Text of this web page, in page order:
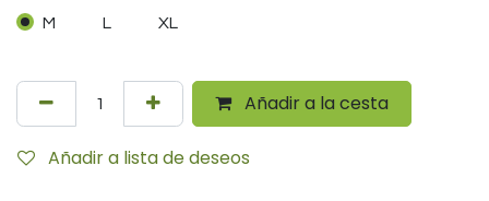
M L XL
Añadir a la cesta
Añadir a lista de deseos